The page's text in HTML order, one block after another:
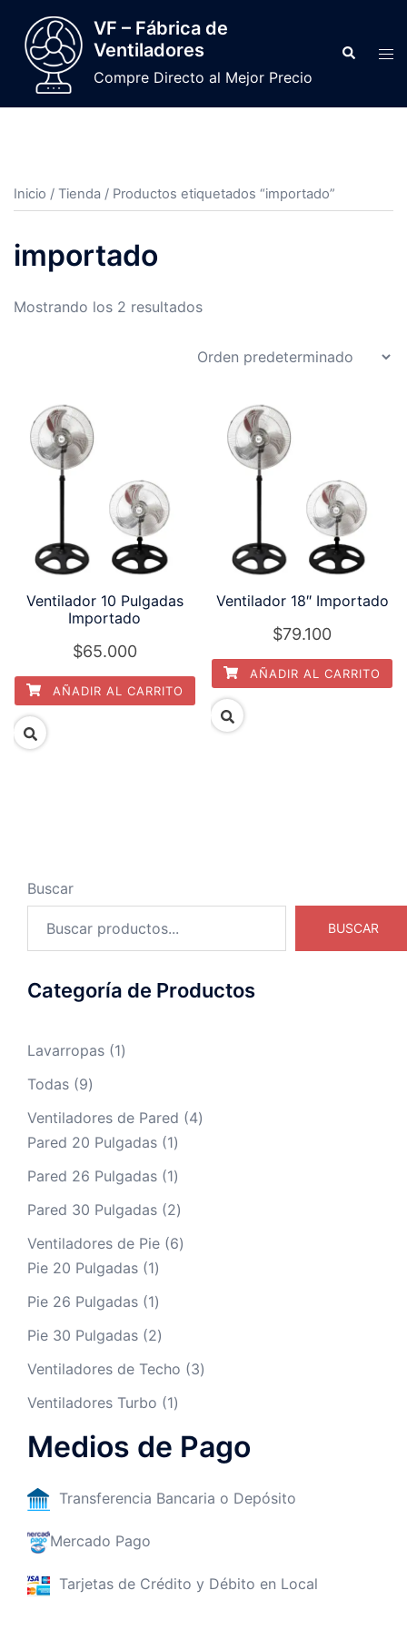
VF – Fábrica de
Ventiladores
Compre Directo al Mejor Precio
Inicio / Tienda / Productos etiquetados “importado”
importado
Mostrando los 2 resultados
Ventilador 10 Pulgadas
Importado
$65.000
AÑADIR AL CARRITO
Ventilador 18″ Importado
$79.100
AÑADIR AL CARRITO
Buscar
BUSCAR
Categoría de Productos
Lavarropas 1
Todas 9
Ventiladores de Pared
4
Pared 20 Pulgadas 1
Pared 26 Pulgadas 1
Pared 30 Pulgadas 2
Ventiladores de Pie 6
Pie 20 Pulgadas 1
Pie 26 Pulgadas 1
Pie 30 Pulgadas 2
Ventiladores de Techo
3
Ventiladores Turbo
1
Medios de Pago
Transferencia Bancaria o Depósito
Mercado Pago
Tarjetas de Crédito y Débito en Local